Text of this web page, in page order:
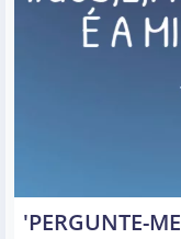
'PERGUNTE-ME